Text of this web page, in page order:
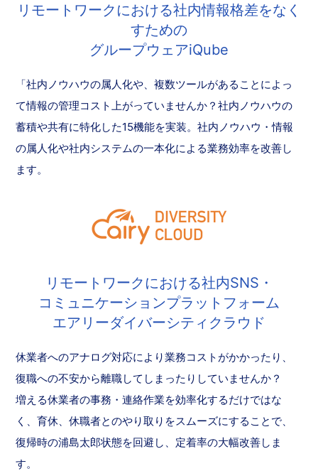
リモートワークにおける社内情報格差をなく
すための
グループウェアiQube
「社内ノウハウの属人化や、複数ツールがあることによっ
て情報の管理コスト上がっていませんか？社内ノウハウの
蓄積や共有に特化した15機能を実装。社内ノウハウ・情報
の属人化や社内システムの一本化による業務効率を改善し
ます。
リモートワークにおける社内SNS・
コミュニケーションプラットフォーム
エアリーダイバーシティクラウド
休業者へのアナログ対応により業務コストがかかったり、
復職への不安から離職してしまったりしていませんか？
増える休業者の事務・連絡作業を効率化するだけではな
く、育休、休職者とのやり取りをスムーズにすることで、
復帰時の浦島太郎状態を回避し、定着率の大幅改善しま
す。